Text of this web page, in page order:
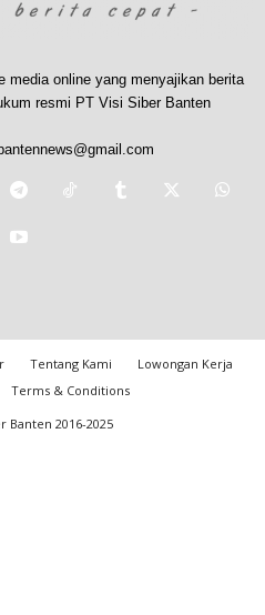
media online yang menyajikan berita
resmi PT Visi Siber Banten
Tentang Kami
Lowongan Kerja
Terms & Conditions
Banten 2016-2025